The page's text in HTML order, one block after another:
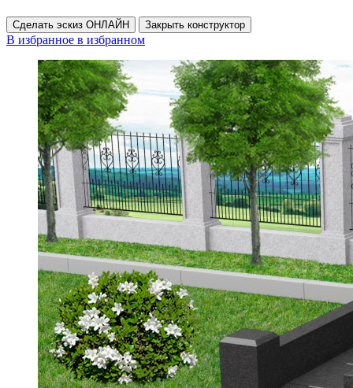
Сделать эскиз ОНЛАЙН Закрыть конструктор
В избранное в избранном